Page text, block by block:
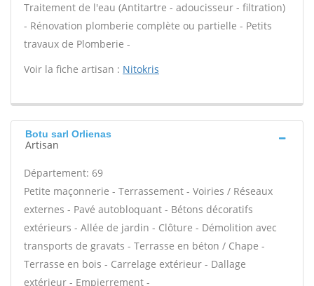
Traitement de l'eau (Antitartre - adoucisseur - filtration)
- Rénovation plomberie complète ou partielle - Petits
travaux de Plomberie -
Voir la fiche artisan : Nitokris
Botu sarl Orlienas
Artisan
Département: 69
Petite maçonnerie - Terrassement - Voiries / Réseaux
externes - Pavé autobloquant - Bétons décoratifs
extérieurs - Allée de jardin - Clôture - Démolition avec
transports de gravats - Terrasse en béton / Chape -
Terrasse en bois - Carrelage extérieur - Dallage
extérieur - Empierrement -